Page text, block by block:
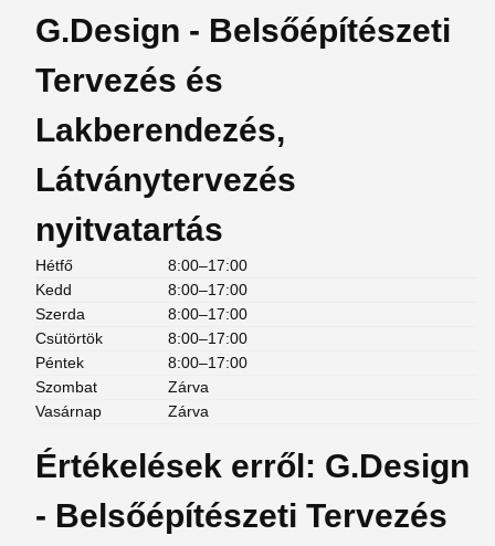
G.Design - Belsőépítészeti
Tervezés és
Lakberendezés,
Látványtervezés
nyitvatartás
Hétfő
8:00–17:00
Kedd
8:00–17:00
Szerda
8:00–17:00
Csütörtök
8:00–17:00
Péntek
8:00–17:00
Szombat
Zárva
Vasárnap
Zárva
Értékelések erről: G.Design
- Belsőépítészeti Tervezés